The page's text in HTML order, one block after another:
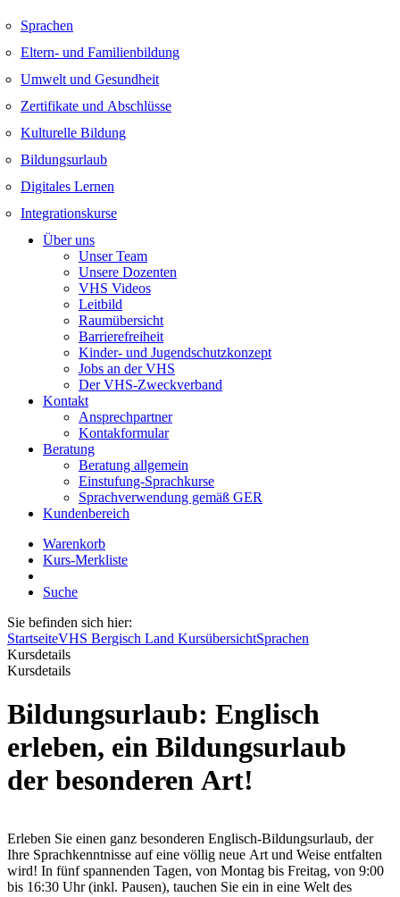
Sprachen
Eltern- und Familienbildung
Umwelt und Gesundheit
Zertifikate und Abschlüsse
Kulturelle Bildung
Bildungsurlaub
Digitales Lernen
Integrationskurse
Über uns
Unser Team
Unsere Dozenten
VHS Videos
Leitbild
Raumübersicht
Barrierefreiheit
Kinder- und Jugendschutzkonzept
Jobs an der VHS
Der VHS-Zweckverband
Kontakt
Ansprechpartner
Kontakformular
Beratung
Beratung allgemein
Einstufung-Sprachkurse
Sprachverwendung gemäß GER
Kundenbereich
Warenkorb
Kurs-Merkliste
Suche
Sie befinden sich hier:
StartseiteVHS Bergisch Land KursübersichtSprachen
Kursdetails
Kursdetails
Bildungsurlaub: Englisch
erleben, ein Bildungsurlaub
der besonderen Art!
Erleben Sie einen ganz besonderen Englisch-Bildungsurlaub, der
Ihre Sprachkenntnisse auf eine völlig neue Art und Weise entfalten
wird! In fünf spannenden Tagen, von Montag bis Freitag, von 9:00
bis 16:30 Uhr (inkl. Pausen), tauchen Sie ein in eine Welt des